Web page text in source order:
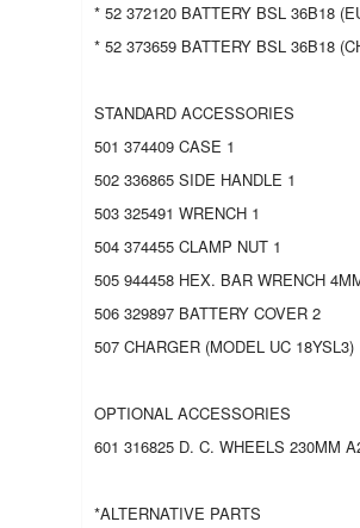
* 52 372120 BATTERY BSL 36B18
* 52 373659 BATTERY BSL 36B18
STANDARD ACCESSORIES
501 374409 CASE 1
502 336865 SIDE HANDLE 1
503 325491 WRENCH 1
504 374455 CLAMP NUT 1
505 944458 HEX. BAR WRENCH
506 329897 BATTERY COVER 2
507 CHARGER (MODEL UC 18YSL3)
OPTIONAL ACCESSORIES
601 316825 D. C. WHEELS 230MM
*ALTERNATIVE PARTS